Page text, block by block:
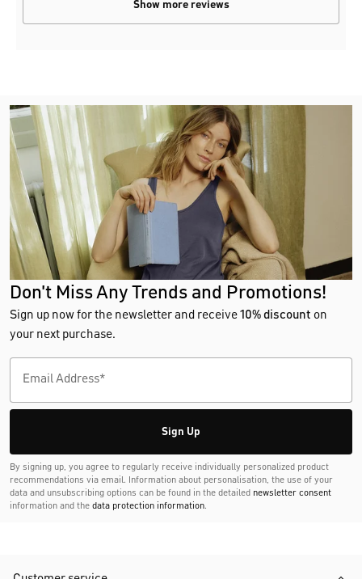
Show more reviews
Don't Miss Any Trends and Promotions!
Sign up now for the newsletter and receive10% discount on
your next purchase.
Sign Up
By signing up, you agree to regularly receive individually personalized product
recommendations via email. Information about personalisation, the use of your
data and unsubscribing options can be found in the detailed newsletter consent
information and the data protection information.